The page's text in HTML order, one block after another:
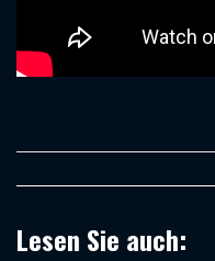
Lesen Sie auch: